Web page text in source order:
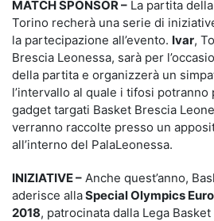
MATCH SPONSOR – La partita
Torino recherà una serie di
la partecipazione all’evento. Ivar,
Brescia Leonessa, sarà per
della partita e organizzerà un
l’intervallo al quale i tifosi
gadget targati Basket Brescia
verranno raccolte presso un
all’interno del PalaLeonessa.
INIZIATIVE – Anche quest’anno,
aderisce allaSpecial Olympics
2018, patrocinata dalla Lega